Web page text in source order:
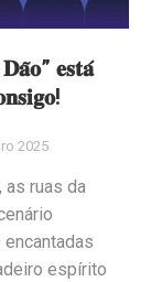
𝐞𝐬𝐭𝐚́
2025
as ruas da
espírito